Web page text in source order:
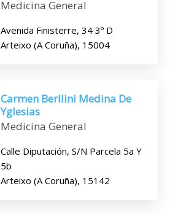
Medicina General
Avenida Finisterre, 34 3º D
Arteixo (A Coruña), 15004
Carmen Berllini Medina De
Yglesias
Medicina General
Calle Diputación, S/N Parcela 5a Y
5b
Arteixo (A Coruña), 15142